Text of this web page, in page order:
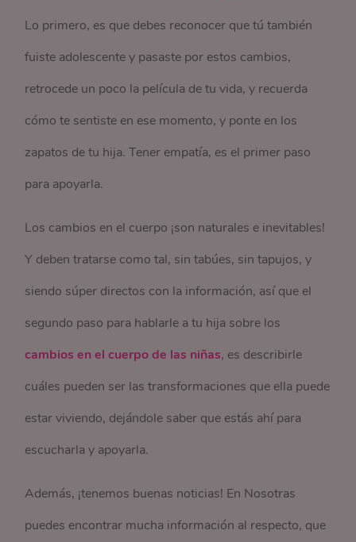
Lo primero, es que debes reconocer que tú también
fuiste adolescente y pasaste por estos cambios,
retrocede un poco la película de tu vida, y recuerda
cómo te sentiste en ese momento, y ponte en los
zapatos de tu hija. Tener empatía, es el primer paso
para apoyarla.
Los cambios en el cuerpo ¡son naturales e inevitables!
Y deben tratarse como tal, sin tabúes, sin tapujos, y
siendo súper directos con la información, así que el
segundo paso para hablarle a tu hija sobre los
cambios en el cuerpo de las niñas, es describirle
cuáles pueden ser las transformaciones que ella puede
estar viviendo, dejándole saber que estás ahí para
escucharla y apoyarla.
Además, ¡tenemos buenas noticias! En Nosotras
puedes encontrar mucha información al respecto, que